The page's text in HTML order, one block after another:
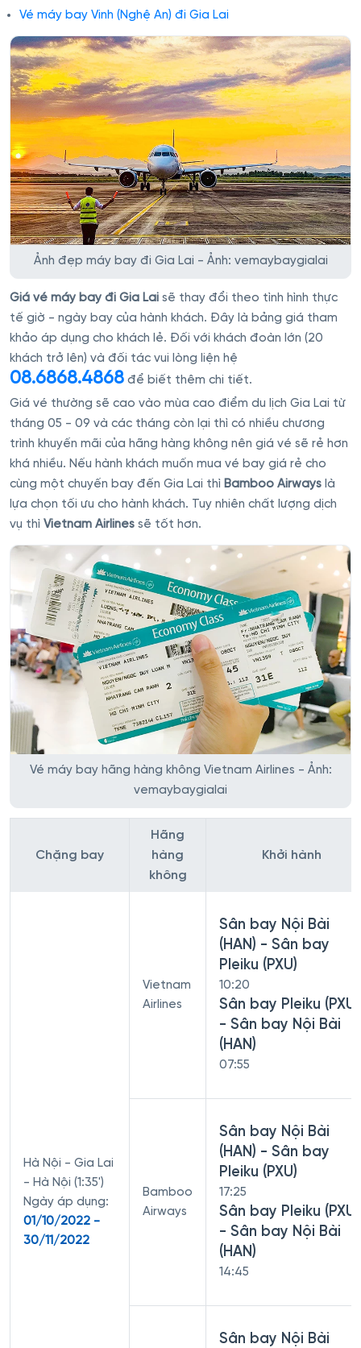
Vé máy bay Vinh (Nghệ An) đi Gia Lai
Ảnh đẹp máy bay đi Gia Lai - Ảnh: vemaybaygialai
Giá vé máy bay đi Gia Lai sẽ thay đổi theo tình hình thực
tế giờ - ngày bay của hành khách. Đây là bảng giá tham
khảo áp dụng cho khách lẻ. Đối với khách đoàn lớn (20
khách trở lên) và đối tác vui lòng liện hệ
08.6868.4868 để biết thêm chi tiết.
Giá vé thường sẽ cao vào mùa cao điểm du lịch Gia Lai từ
tháng 05 - 09 và các tháng còn lại thì có nhiều chương
trình khuyến mãi của hãng hàng không nên giá vé sẽ rẻ hơn
khá nhiều. Nếu hành khách muốn mua vé bay giá rẻ cho
cùng một chuyến bay đến Gia Lai thì Bamboo Airways là
lựa chọn tối ưu cho hành khách. Tuy nhiên chất lượng dịch
vụ thì Vietnam Airlines sẽ tốt hơn.
Vé máy bay hãng hàng không Vietnam Airlines - Ảnh:
vemaybaygialai
Chặng bay
Hãng
hàng
không
Khởi hành
Hà Nội - Gia Lai
- Hà Nội (1:35')
Ngày áp dụng:
01/10/2022 -
30/11/2022
Vietnam
Airlines
Sân bay Nội Bài
(HAN) - Sân bay
Pleiku (PXU)
10:20
Sân bay Pleiku (PXU)
- Sân bay Nội Bài
(HAN)
07:55
Bamboo
Airways
Sân bay Nội Bài
(HAN) - Sân bay
Pleiku (PXU)
17:25
Sân bay Pleiku (PXU)
- Sân bay Nội Bài
(HAN)
14:45
Sân bay Nội Bài